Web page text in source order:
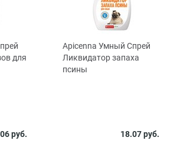
для
руб.
Apicenna Умный Спрей
Ликвидатор запаха
псины
18.07 руб.
200